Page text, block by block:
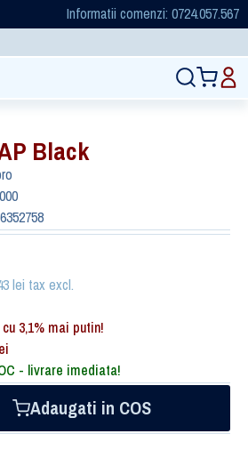
Informatii comenzi: 0724.057.567
Black
lei tax excl.
3,1% mai putin!
- livrare imediata!
Adaugati in COS